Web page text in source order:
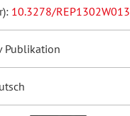
10.3278/REP1302W013
Publikation